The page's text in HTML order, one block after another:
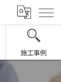
施工事例